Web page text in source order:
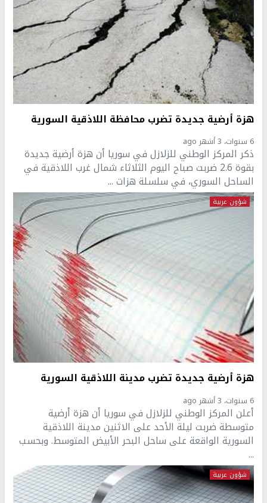
هزة أرضية جديدة تضرب محافظة اللاذقية السورية
6 سنوات، 3 أشهر ago
ذكر المركز الوطني للزلازل في سوريا أن هزة أرضية جديدة
بقوة 2.6 ضربت صباح اليوم الثلاثاء شمال غرب اللاذقية في
الساحل السوري، في سلسلة هزات ...
شؤون عربية
هزة أرضية جديدة تضرب مدينة اللاذقية السورية
6 سنوات، 3 أشهر ago
أعلن المركز الوطني للزلازل في سوريا أن هزة أرضية
متوسطة ضربت ليلة الأحد على الاثنين مدينة اللاذقية
السورية الواقعة على ساحل البحر الأبيض المتوسط. وبحسب
...
شؤون عربية